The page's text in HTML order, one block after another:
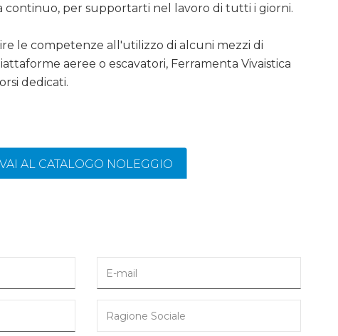
continuo, per supportarti nel lavoro di tutti i giorni.
le competenze all'utilizzo di alcuni mezzi di
aeree o escavatori, Ferramenta Vivaistica
dedicati.
VAI AL CATALOGO NOLEGGIO